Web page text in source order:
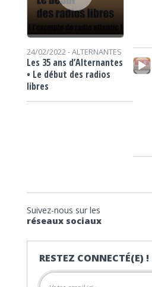
24/02/2022 -ALTERNANTES
Les 35 ans d’Alternantes
• Le début des radios
libres
Lecteur audio
Suivez-nous sur les
réseaux sociaux
RESTEZ CONNECTÉ(E) !